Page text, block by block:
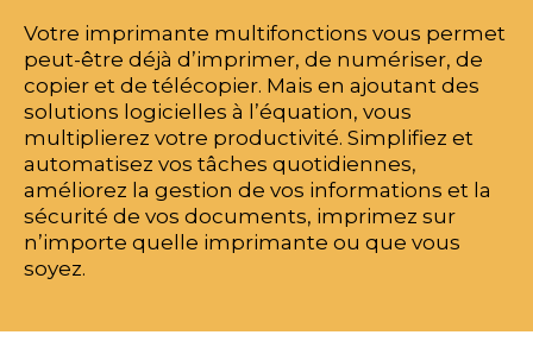
Votre imprimante multifonctions vous permet
peut-être déjà d’imprimer, de numériser, de
copier et de télécopier. Mais en ajoutant des
solutions logicielles à l’équation, vous
multiplierez votre productivité. Simplifiez et
automatisez vos tâches quotidiennes,
améliorez la gestion de vos informations et la
sécurité de vos documents, imprimez sur
n’importe quelle imprimante ou que vous
soyez.